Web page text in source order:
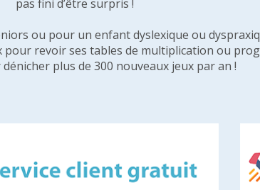
pas fini d’être surpris !
ou pour un enfant dyslexique ou
revoir ses tables de multiplication ou
plus de 300 nouveaux jeux par an !